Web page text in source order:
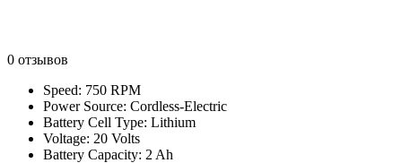
0 отзывов
Speed: 750 RPM
Power Source: Cordless-Electric
Battery Cell Type: Lithium
Voltage: 20 Volts
Battery Capacity: 2 Ah